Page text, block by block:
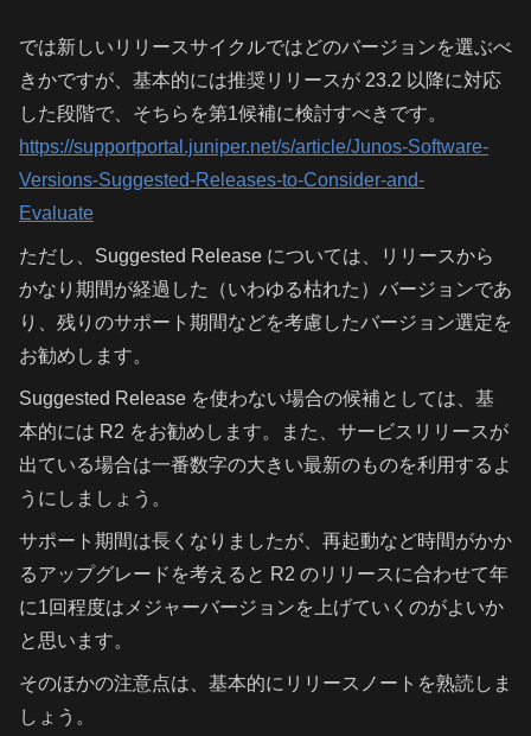
では新しいリリースサイクルではどのバージョンを選ぶべ
きかですが、基本的には推奨リリースが 23.2 以降に対応
した段階で、そちらを第1候補に検討すべきです。
https://supportportal.juniper.net/s/article/Junos-Software-
Versions-Suggested-Releases-to-Consider-and-
Evaluate
ただし、Suggested Release については、リリースから
かなり期間が経過した（いわゆる枯れた）バージョンであ
り、残りのサポート期間などを考慮したバージョン選定を
お勧めします。
Suggested Release を使わない場合の候補としては、基
本的には R2 をお勧めします。また、サービスリリースが
出ている場合は一番数字の大きい最新のものを利用するよ
うにしましょう。
サポート期間は長くなりましたが、再起動など時間がかか
るアップグレードを考えると R2 のリリースに合わせて年
に1回程度はメジャーバージョンを上げていくのがよいか
と思います。
そのほかの注意点は、基本的にリリースノートを熟読しま
しょう。